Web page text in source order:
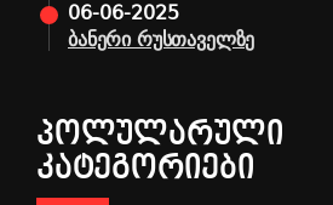
06-06-2025
ბანერი რუსთაველზე
ᲞᲝᲚᲣᲚᲐᲠᲣᲚᲘ
ᲙᲐᲢᲔᲒᲝᲠᲘᲔᲑᲘ